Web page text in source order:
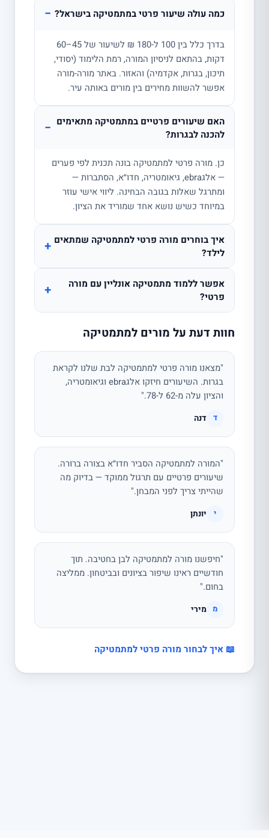
כמה עולה שיעור פרטי במתמטיקה בישראל? −
בדרך כלל בין 100 ל-180 ₪ לשיעור של 45–60
דקות, בהתאם לניסיון המורה, רמת הלימוד (יסודי,
תיכון, בגרות, אקדמיה) והאזור. באתר מורה-מורה
אפשר להשוות מחירים בין מורים באותה עיר.
האם שיעורים פרטיים במתמטיקה מתאימים
להכנה לבגרות?
−
כן. מורה פרטי למתמטיקה בונה תכנית לפי פערים
— אלגebra, גיאומטריה, חדו״א, הסתברות —
ומתרגל שאלות בגובה הבחינה. ליווי אישי עוזר
במיוחד כשיש נושא אחד שמוריד את הציון.
איך בוחרים מורה פרטי למתמטיקה שמתאים
לילד?
+
אפשר ללמוד מתמטיקה אונליין עם מורה
פרטי?
+
חוות דעת על מורים למתמטיקה
"מצאנו מורה פרטי למתמטיקה לבת שלנו לקראת
בגרות. השיעורים חיזקו אלגebra וגיאומטריה,
והציון עלה מ-62 ל-78."
ד דנה
"המורה למתמטיקה הסביר חדו״א בצורה ברורה.
שיעורים פרטיים עם תרגול ממוקד — בדיוק מה
שהייתי צריך לפני המבחן."
י יונתן
"חיפשנו מורה למתמטיקה לבן בחטיבה. תוך
חודשיים ראינו שיפור בציונים ובביטחון. ממליצה
בחום."
מ מירי
📖 איך לבחור מורה פרטי למתמטיקה